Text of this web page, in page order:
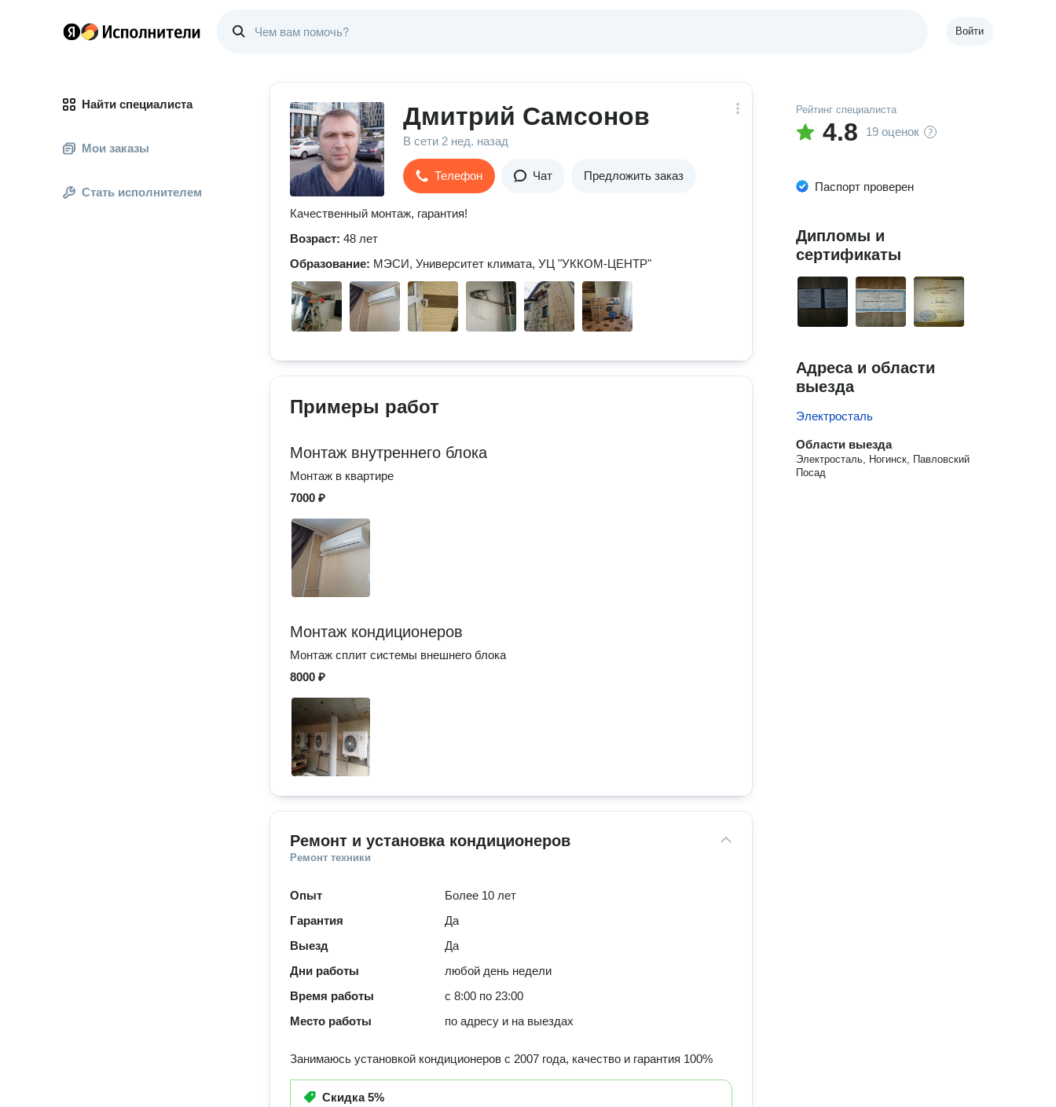
Войти
Найти специалиста
Мои заказы
Стать исполнителем
Дмитрий Самсонов
В сети 2 нед. назад
Телефон Чат Предложить заказ
Качественный монтаж, гарантия!
Возраст: 48 лет
Образование: МЭСИ, Университет климата, УЦ "УККОМ-ЦЕНТР"
Примеры работ
Монтаж внутреннего блока
Монтаж в квартире
7000 ₽
Монтаж кондиционеров
Монтаж сплит системы внешнего блока
8000 ₽
Ремонт и установка кондиционеров
Ремонт техники
Опыт
Более 10 лет
Гарантия
Да
Выезд
Да
Дни работы
любой день недели
Время работы
с 8:00 по 23:00
Место работы
по адресу и на выездах
Занимаюсь установкой кондиционеров с 2007 года, качество и гарантия 100%
Скидка5%
Рейтинг специалиста
4.8 19 оценок
Паспорт проверен
Дипломы и
сертификаты
Адреса и области
выезда
Электросталь
Области выезда
Электросталь, Ногинск, Павловский
Посад